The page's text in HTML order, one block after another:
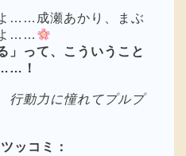
……成瀬あかり、まぶ
よ……
」って、こういうこと
！
行動力に憧れてプルプ
ッコミ：